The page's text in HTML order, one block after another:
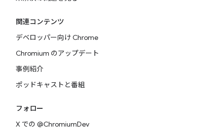
関連コンテンツ
デベロッパー向け Chrome
Chromium のアップデート
事例紹介
ポッドキャストと番組
フォロー
X での @ChromiumDev